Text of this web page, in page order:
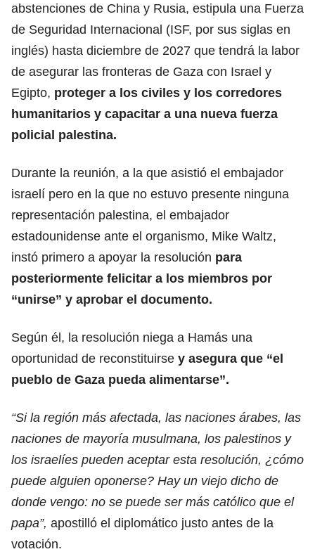
abstenciones de China y Rusia, estipula una Fuerza
de Seguridad Internacional (ISF, por sus siglas en
inglés) hasta diciembre de 2027 que tendrá la labor
de asegurar las fronteras de Gaza con Israel y
Egipto, proteger a los civiles y los corredores
humanitarios y capacitar a una nueva fuerza
policial palestina.
Durante la reunión, a la que asistió el embajador
israelí pero en la que no estuvo presente ninguna
representación palestina, el embajador
estadounidense ante el organismo, Mike Waltz,
instó primero a apoyar la resolución para
posteriormente felicitar a los miembros por
“unirse” y aprobar el documento.
Según él, la resolución niega a Hamás una
oportunidad de reconstituirse y asegura que “el
pueblo de Gaza pueda alimentarse”.
“Si la región más afectada, las naciones árabes, las
naciones de mayoría musulmana, los palestinos y
los israelíes pueden aceptar esta resolución, ¿cómo
puede alguien oponerse? Hay un viejo dicho de
donde vengo: no se puede ser más católico que el
papa”, apostilló el diplomático justo antes de la
votación.